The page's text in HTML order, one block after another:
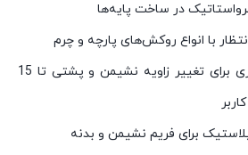
در ساخت پایه‌ها
با انواع روکش‌های پارچه و چرم
استفاده از مکانیزم فنری برای تغییر زاویه نشیمن و پشتی تا 15
برای فریم نشیمن و بدنه